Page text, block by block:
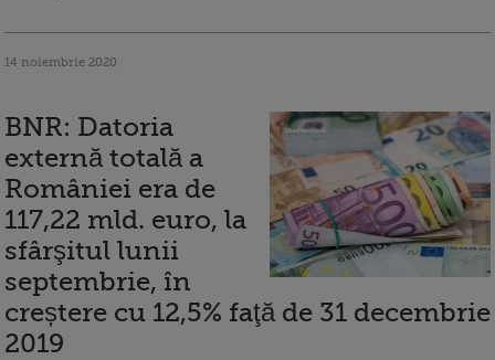
14 noiembrie 2020
BNR: Datoria
externă totală a
României era de
117,22 mld. euro, la
sfârşitul lunii
septembrie, în
creștere cu 12,5% faţă de 31 decembrie
2019